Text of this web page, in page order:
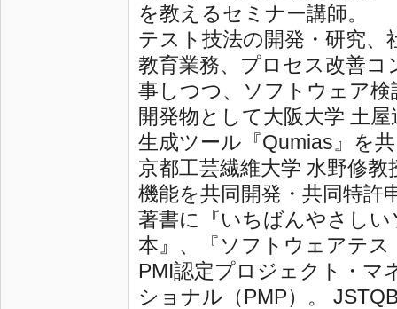
を教えるセミナー講師。
テスト技法の開発・研究、
教育業務、プロセス改善
事しつつ、ソフ トウェア
開発物として大阪大学 土
生成ツール『Qumias』を
京都工芸繊維大学 水野修
機能を共同開発・共同特許
著書に『いちばんやさし
本』、『ソフトウ ェアテス
PMI認定プロジェクト・マ
ショナル（PMP）。